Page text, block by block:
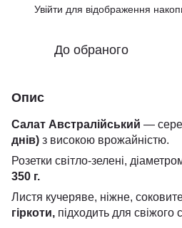
Увійти для відображення
До обраного
Опис
Салат Австралiйський —
днів) з високою врожайністю.
Розетки світло-зелені,
350 г.
Листя кучеряве, ніжне,
гіркоти, підходить для свіжого